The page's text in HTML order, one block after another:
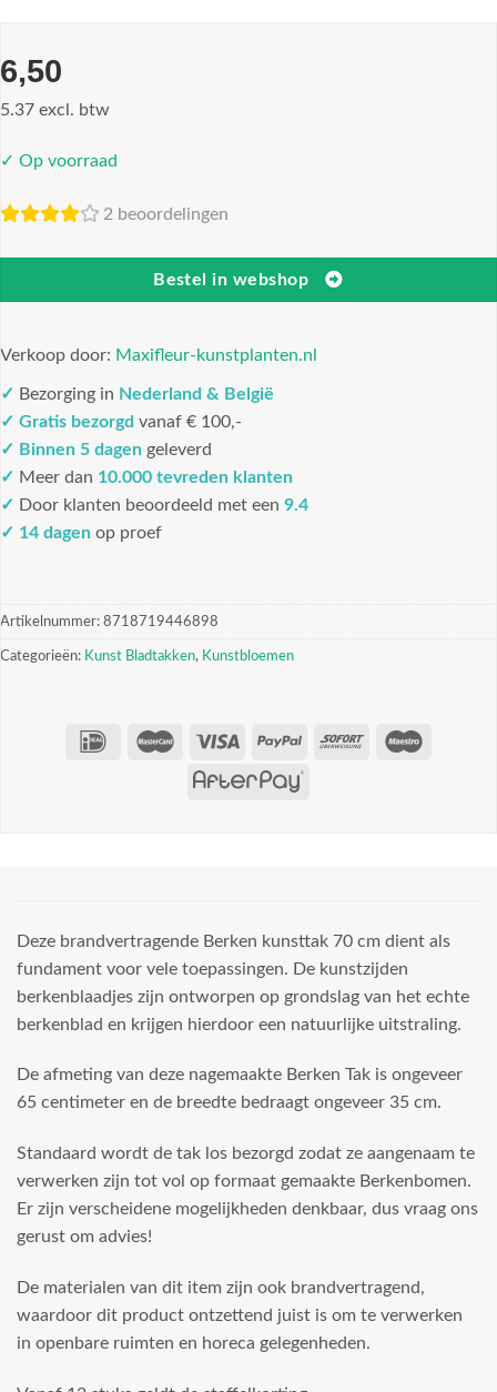
6,50
5.37 excl. btw
✓ Op voorraad
2 beoordelingen
Bestel in webshop
Verkoop door: Maxifleur-kunstplanten.nl
✓ Bezorging in Nederland & België
✓ Gratis bezorgd vanaf € 100,-
✓ Binnen 5 dagen geleverd
✓ Meer dan 10.000 tevreden klanten
✓ Door klanten beoordeeld met een 9.4
✓ 14 dagen op proef
Artikelnummer: 8718719446898
Categorieën: Kunst Bladtakken, Kunstbloemen
Deze brandvertragende Berken kunsttak 70 cm dient als
fundament voor vele toepassingen. De kunstzijden
berkenblaadjes zijn ontworpen op grondslag van het echte
berkenblad en krijgen hierdoor een natuurlijke uitstraling.
De afmeting van deze nagemaakte Berken Tak is ongeveer
65 centimeter en de breedte bedraagt ongeveer 35 cm.
Standaard wordt de tak los bezorgd zodat ze aangenaam te
verwerken zijn tot vol op formaat gemaakte Berkenbomen.
Er zijn verscheidene mogelijkheden denkbaar, dus vraag ons
gerust om advies!
De materialen van dit item zijn ook brandvertragend,
waardoor dit product ontzettend juist is om te verwerken
in openbare ruimten en horeca gelegenheden.